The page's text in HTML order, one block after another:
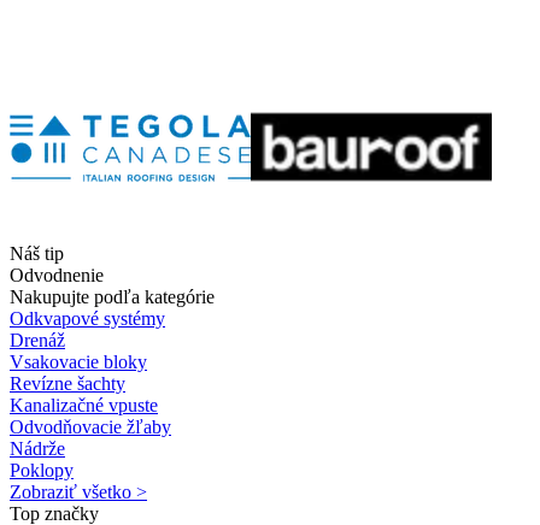
Náš tip
Odvodnenie
Nakupujte podľa kategórie
Odkvapové systémy
Drenáž
Vsakovacie bloky
Revízne šachty
Kanalizačné vpuste
Odvodňovacie žľaby
Nádrže
Poklopy
Zobraziť všetko >
Top značky